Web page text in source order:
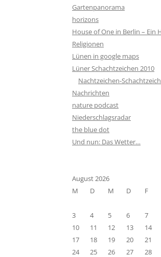
Gartenpanorama
horizons
House of One in Berlin – Ein
Religionen
Lünen in google maps
Lüner Schachtzeichen 2010
Nachtzeichen-
Nachrichten
nature podcast
Niederschlagsradar
the blue dot
Und nun: Das Wetter…
August 2026
M
D M D F
3
4 5 6 7
10
11 12 13 14
17
18 19 20 21
24
25 26 27 28